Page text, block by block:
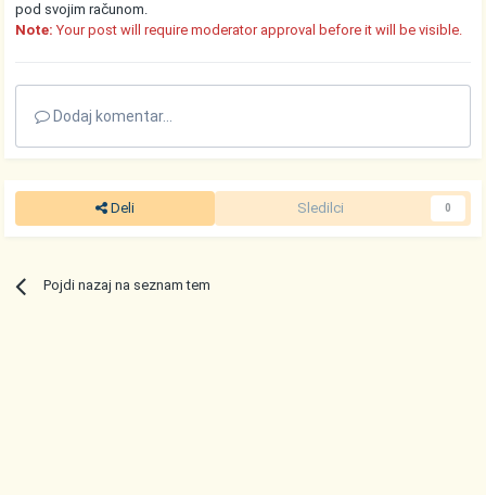
pod svojim računom.
Note: Your post will require moderator approval before it will be visible.
Dodaj komentar...
Deli Sledilci 0
Pojdi nazaj na seznam tem